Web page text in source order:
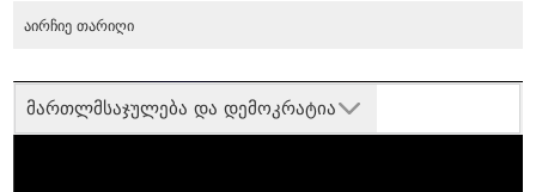
მართლმსაჯულება და დემოკრატია